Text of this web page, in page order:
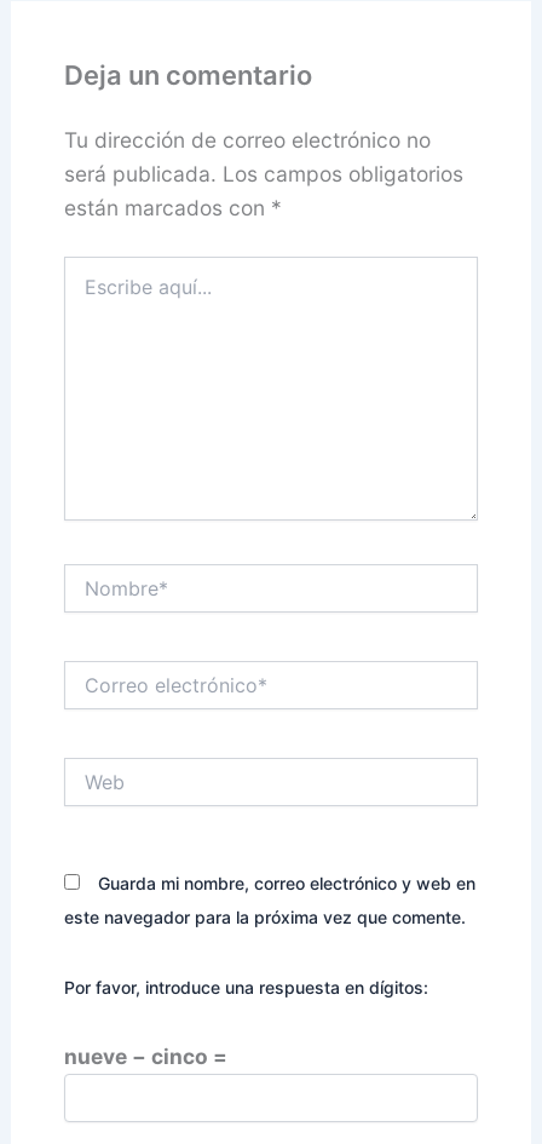
Deja un comentario
Tu dirección de correo electrónico no
será publicada. Los campos obligatorios
están marcados con *
aquí...
electrónico*
Guarda mi nombre, correo electrónico y web en
este navegador para la próxima vez que comente.
Por favor, introduce una respuesta en dígitos:
nueve − cinco =